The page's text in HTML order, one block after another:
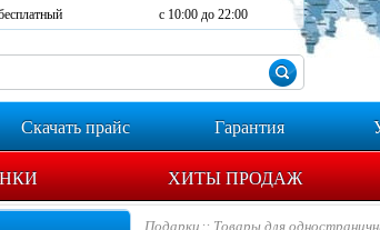
с 10:00 до 22:00
Скачать прайс Гарантия
ХИТЫ ПРОДАЖ
Подарки Товары для